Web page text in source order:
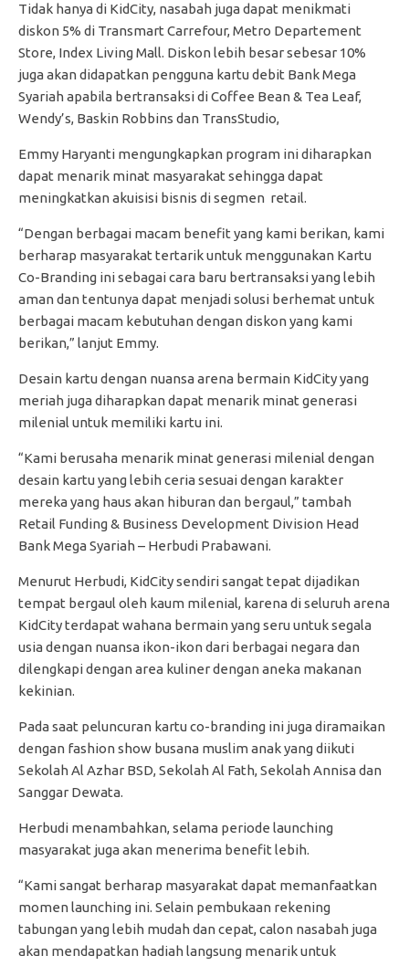
Tidak hanya di KidCity, nasabah juga dapat menikmati
diskon 5% di Transmart Carrefour, Metro Departement
Store, Index Living Mall. Diskon lebih besar sebesar 10%
juga akan didapatkan pengguna kartu debit Bank Mega
Syariah apabila bertransaksi di Coffee Bean & Tea Leaf,
Wendy’s, Baskin Robbins dan TransStudio,
Emmy Haryanti mengungkapkan program ini diharapkan
dapat menarik minat masyarakat sehingga dapat
meningkatkan akuisisi bisnis di segmen retail.
“Dengan berbagai macam benefit yang kami berikan, kami
berharap masyarakat tertarik untuk menggunakan Kartu
Co-Branding ini sebagai cara baru bertransaksi yang lebih
aman dan tentunya dapat menjadi solusi berhemat untuk
berbagai macam kebutuhan dengan diskon yang kami
berikan,” lanjut Emmy.
Desain kartu dengan nuansa arena bermain KidCity yang
meriah juga diharapkan dapat menarik minat generasi
milenial untuk memiliki kartu ini.
“Kami berusaha menarik minat generasi milenial dengan
desain kartu yang lebih ceria sesuai dengan karakter
mereka yang haus akan hiburan dan bergaul,” tambah
Retail Funding & Business Development Division Head
Bank Mega Syariah – Herbudi Prabawani.
Menurut Herbudi, KidCity sendiri sangat tepat dijadikan
tempat bergaul oleh kaum milenial, karena di seluruh arena
KidCity terdapat wahana bermain yang seru untuk segala
usia dengan nuansa ikon-ikon dari berbagai negara dan
dilengkapi dengan area kuliner dengan aneka makanan
kekinian.
Pada saat peluncuran kartu co-branding ini juga diramaikan
dengan fashion show busana muslim anak yang diikuti
Sekolah Al Azhar BSD, Sekolah Al Fath, Sekolah Annisa dan
Sanggar Dewata.
Herbudi menambahkan, selama periode launching
masyarakat juga akan menerima benefit lebih.
“Kami sangat berharap masyarakat dapat memanfaatkan
momen launching ini. Selain pembukaan rekening
tabungan yang lebih mudah dan cepat, calon nasabah juga
akan mendapatkan hadiah langsung menarik untuk